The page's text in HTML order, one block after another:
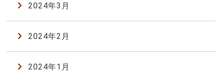
2024年3月
2024年2月
2024年1月